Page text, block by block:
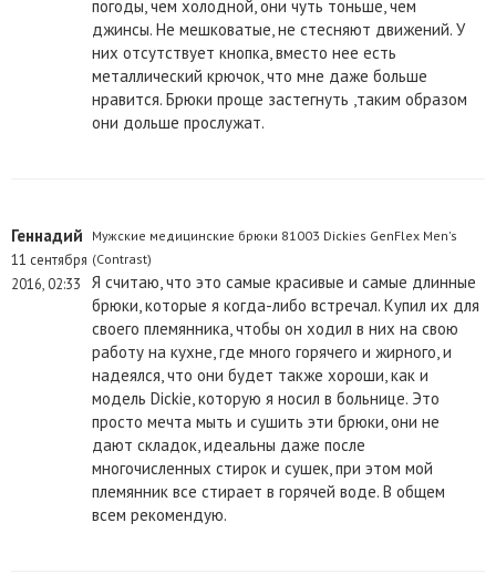
погоды, чем холодной, они чуть тоньше, чем
джинсы. Не мешковатые, не стесняют движений. У
них отсутствует кнопка, вместо нее есть
металлический крючок, что мне даже больше
нравится. Брюки проще застегнуть ,таким образом
они дольше прослужат.
Геннадий
11 сентября
2016, 02:33
Мужские медицинские брюки 81003 Dickies GenFlex Men's
(Contrast)
Я считаю, что это самые красивые и самые длинные
брюки, которые я когда-либо встречал. Купил их для
своего племянника, чтобы он ходил в них на свою
работу на кухне, где много горячего и жирного, и
надеялся, что они будет также хороши, как и
модель Dickie, которую я носил в больнице. Это
просто мечта мыть и сушить эти брюки, они не
дают складок, идеальны даже после
многочисленных стирок и сушек, при этом мой
племянник все стирает в горячей воде. В общем
всем рекомендую.